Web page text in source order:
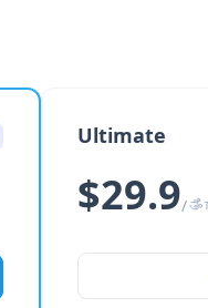
Ultimate
$29.9/